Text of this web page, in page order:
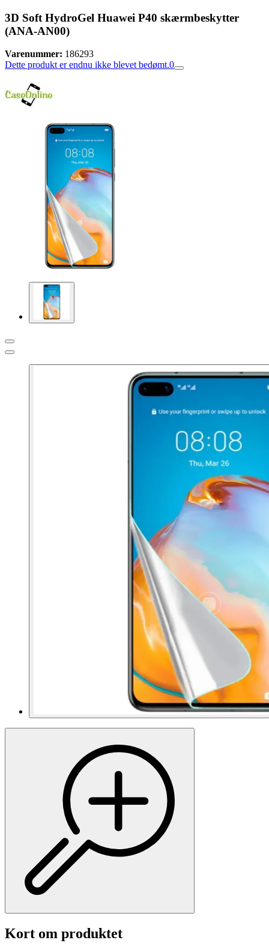
3D Soft HydroGel Huawei P40 skærmbeskytter
(ANA-AN00)
Varenummer: 186293
Dette produkt er endnu ikke blevet bedømt.0
Kort om produktet